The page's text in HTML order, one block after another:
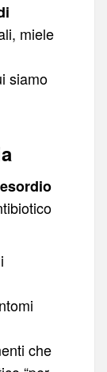
miele
siamo
che